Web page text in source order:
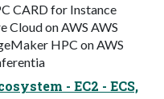
CARD for Instance
Cloud on AWS AWS
HPC on AWS
- EC2 - ECS,